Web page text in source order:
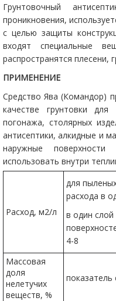
Грунтовочный
проникновения,
с целью защиты
входят специальные
распространятся плесени,
ПРИМЕНЕНИЕ
Средство Ява (Командор)
качестве грунтовки
погонажа, столярных
антисептики, алкидные и
наружные
использовать внутри
Расход, м2/л
для
расхода в
в один
4-8
Массовая
доля
нелетучих
веществ, %
показатель